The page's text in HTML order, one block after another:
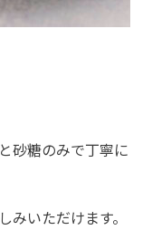
砂糖のみで丁寧に
いただけます。